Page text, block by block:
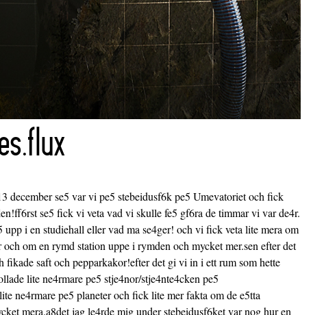
december se5 var vi pe5 stebeidusf6k pe5 Umevatoriet och fick
se5 fick vi veta vad vi skulle fe5 gf6ra de timmar vi var de4r.
i en studiehall eller vad ma se4ger! och vi fick veta lite mera om
och om en rymd station uppe i rymden och mycket mer.sen efter det
fikade saft och pepparkakor!efter det gi vi in i ett rum som hette
lite ne4rmare pe5 stje4nor/stje4nte4cken pe5
ne4rmare pe5 planeter och fick lite mer fakta om de e5tta
mera.a8det jag le4rde mig under stebeidusf6ket var nog hur en